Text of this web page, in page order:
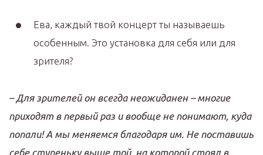
Ева, каждый твой концерт ты называешь
особенным. Это установка для себя или для
зрителя?
–Для зрителей он всегда неожиданен–многие
приходят в первый раз и вообще не понимают, куда
попали!А мы меняемся благодаря им. Не поставишь
себе ступеньку выше той, на которой стоял в